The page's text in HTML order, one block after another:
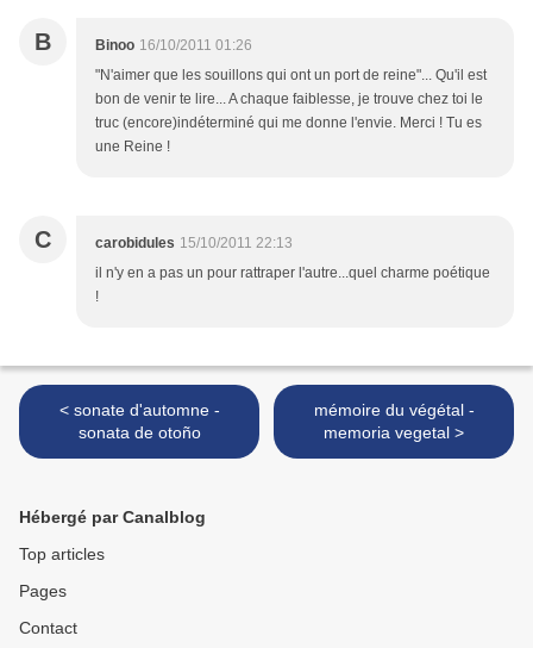
B Binoo 16/10/2011 01:26
"N'aimer que les souillons qui ont un port de reine"... Qu'il est
bon de venir te lire... A chaque faiblesse, je trouve chez toi le
truc (encore)indéterminé qui me donne l'envie. Merci ! Tu es
une Reine !
C carobidules 15/10/2011 22:13
il n'y en a pas un pour rattraper l'autre...quel charme poétique
!
< sonate d'automne -
sonata de otoño
mémoire du végétal -
memoria vegetal >
Hébergé par Canalblog
Top articles
Pages
Contact